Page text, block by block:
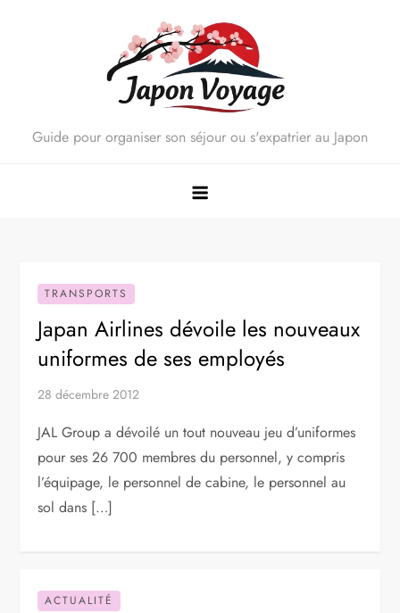
Guide pour organiser son séjour ou s'expatrier au Japon
TRANSPORTS
Japan Airlines dévoile les nouveaux
uniformes de ses employés
28 décembre 2012
JAL Group a dévoilé un tout nouveau jeu d’uniformes
pour ses 26 700 membres du personnel, y compris
l’équipage, le personnel de cabine, le personnel au
sol dans […]
ACTUALITÉ